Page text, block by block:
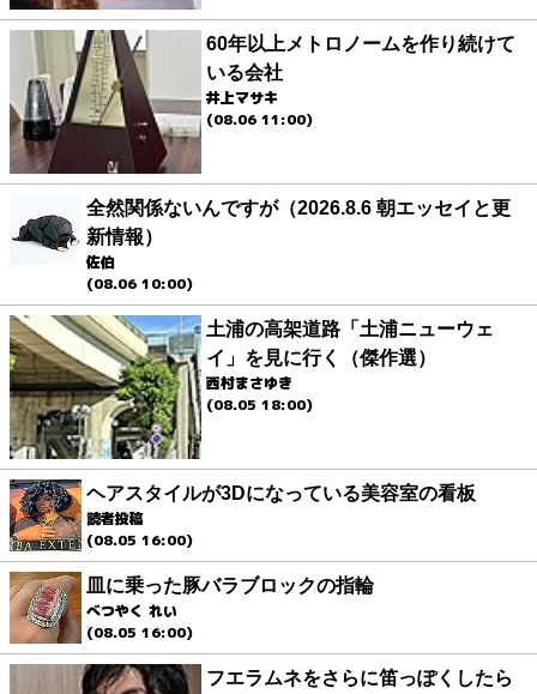
60年以上メトロノームを作り続けて
いる会社
井上マサキ
(08.06 11:00)
全然関係ないんですが（2026.8.6 朝エッセイと更
新情報）
佐伯
(08.06 10:00)
土浦の高架道路「土浦ニューウェ
イ」を見に行く（傑作選）
西村まさゆき
(08.05 18:00)
ヘアスタイルが3Dになっている美容室の看板
読者投稿
(08.05 16:00)
皿に乗った豚バラブロックの指輪
べつやく れい
(08.05 16:00)
フエラムネをさらに笛っぽくしたら